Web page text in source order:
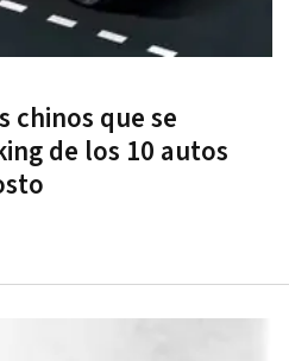
chinos que se
de los 10 autos